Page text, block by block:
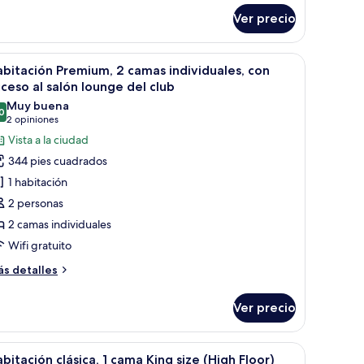
Ver precio
en la habitación 1 habitación, minibar y caja de seguridad en
7
Premium, 2 camas individuales, con
al salón lounge del club
de 10
Muy buena
2 opiniones
(2
opiniones)
Vista a la ciudad
344 pies cuadrados
1 habitación
2 personas
2 camas individuales
Wifi gratuito
detalles
Ver precio
en la habitación 1 habitación, minibar y caja de seguridad en
8 clásica, 1 cama King size (High Floor)